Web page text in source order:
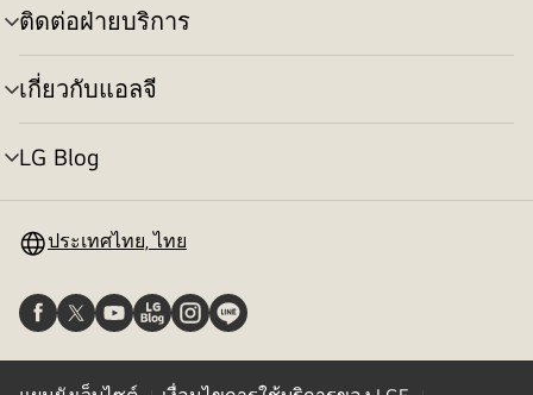
ติดต่อฝ่ายบริการ
สลับ
เมนู
เกี่ยวกับแอลจี
สลับ
เมนู
LG Blog
สลับ
ประเทศไทย, ไทย